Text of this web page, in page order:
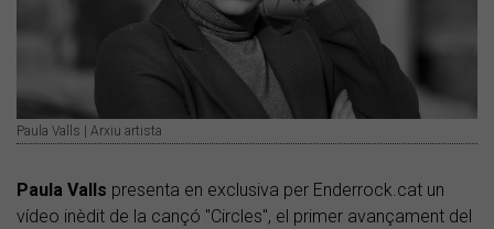
Paula Valls | Arxiu artista
Paula Valls presenta en exclusiva per Enderrock.cat un
vídeo inèdit de la cançó "Circles", el primer avançament del